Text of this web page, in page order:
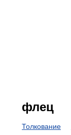
флец
Толкование